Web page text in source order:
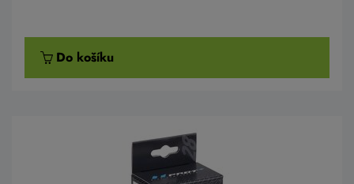
Do košíku